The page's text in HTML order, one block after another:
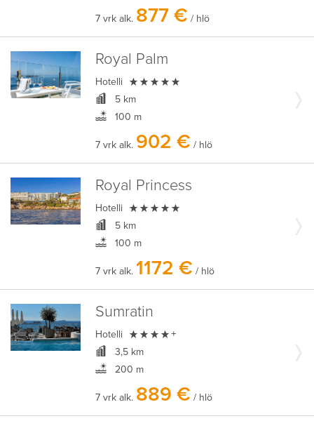
7 vrk alk. 877 € / hlö
Royal Palm
Hotelli 
5 km
100 m
7 vrk alk. 902 € / hlö
Royal Princess
Hotelli 
5 km
100 m
7 vrk alk. 1172 € / hlö
Sumratin
Hotelli  +
3,5 km
200 m
7 vrk alk. 889 € / hlö